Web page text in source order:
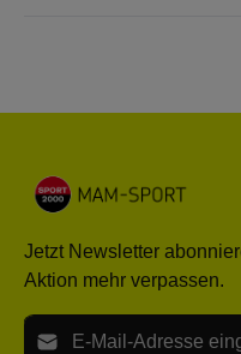
Jetzt Newsletter
Aktion mehr verpassen.
E-Mail-Adresse*